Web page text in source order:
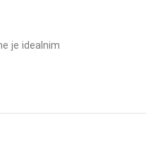
je idealnim